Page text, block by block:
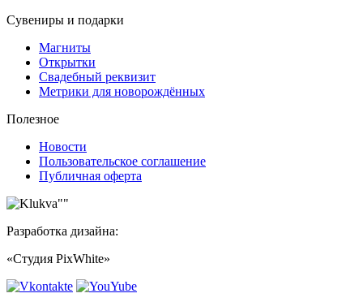
Сувениры и подарки
Магниты
Открытки
Свадебный реквизит
Метрики для новорождённых
Полезное
Новости
Пользовательское соглашение
Публичная оферта
Разработка дизайна:
«Студия PixWhite»